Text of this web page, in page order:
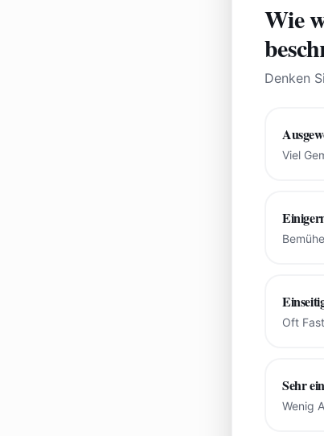
Wie
Denken
Viel
Oft
Sehr
Wenig